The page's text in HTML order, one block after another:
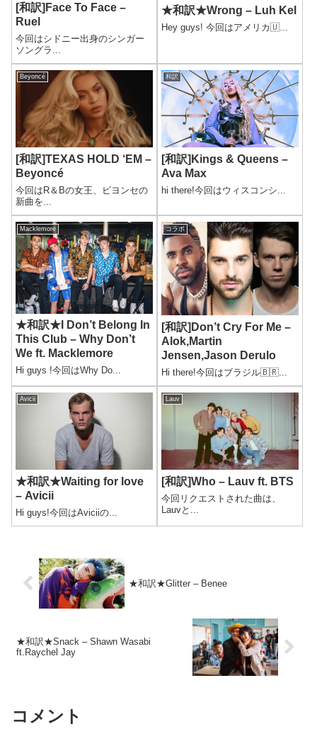
[和訳]Face To Face –
Ruel
今回はシドニー出身のシンガー
ソングラ...
★和訳★Wrong – Luh Kel
Hey guys! 今回はアメリカ🇺...
Beyoncé
[和訳]TEXAS HOLD ‘EM –
Beyoncé
今回はR＆Bの女王、ビヨンセの
新曲を...
和訳
[和訳]Kings & Queens –
Ava Max
hi there!今回はウィスコンシ...
Macklemore
★和訳★I Don’t Belong In
This Club – Why Don’t
We ft. Macklemore
Hi guys !今回はWhy Do...
コラボ
[和訳]Don’t Cry For Me –
Alok,Martin
Jensen,Jason Derulo
Hi there!今回はブラジル🇧🇷...
Avicii
★和訳★Waiting for love
– Avicii
Hi guys!今回はAviciiの...
Lauv
[和訳]Who – Lauv ft. BTS
今回リクエストされた曲は、
Lauvと...
★和訳★Glitter – Benee
★和訳★Snack – Shawn Wasabi
ft.Raychel Jay
コメント